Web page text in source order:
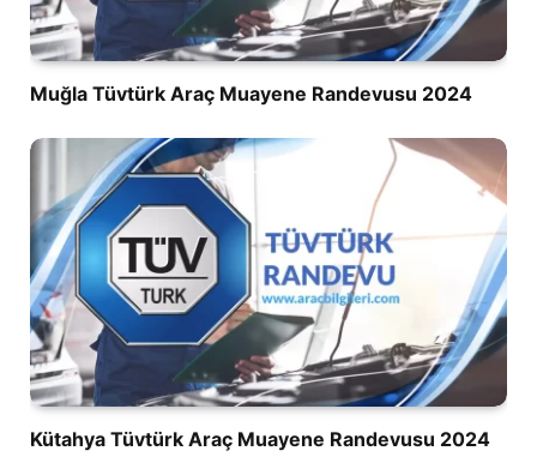
Muğla Tüvtürk Araç Muayene Randevusu 2024
Kütahya Tüvtürk Araç Muayene Randevusu 2024